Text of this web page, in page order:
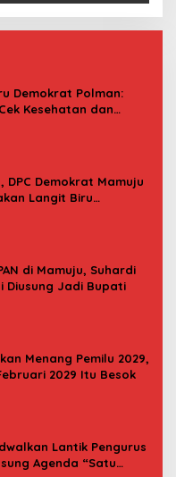
Demokrat Polman:
Kesehatan dan
DPC Demokrat Mamuju
Langit Biru
di Mamuju, Suhardi
Diusung Jadi Bupati
Menang Pemilu 2029,
2029 Itu Besok
Lantik Pengurus
Agenda “Satu